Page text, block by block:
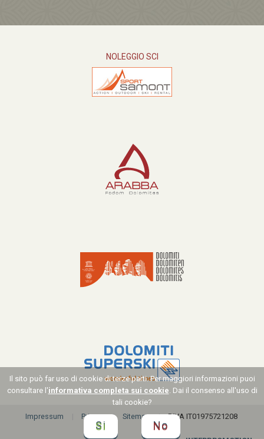
NOLEGGIO SCI
Impressum Privacy Sitemap P.IVA IT01975721208
Il sito può far uso di cookie di terze parti. Per maggiori informazioni puoi
consultare l'informativa completa sui cookie. Dai il consenso all'uso di
tali cookie?
Si No